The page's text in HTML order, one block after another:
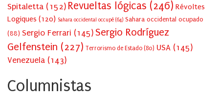
Spitaletta (152) Revueltas lógicas (246) Révoltes
Logiques (120) Sahara occidental occupé (64) Sahara occidental ocupado
(88) Sergio Ferrari (145) Sergio Rodríguez
Gelfenstein (227) Terrorismo de Estado (80) USA (145)
Venezuela (143)
Columnistas